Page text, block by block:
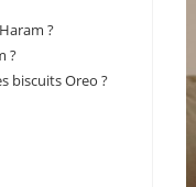
?
?
biscuits Oreo ?